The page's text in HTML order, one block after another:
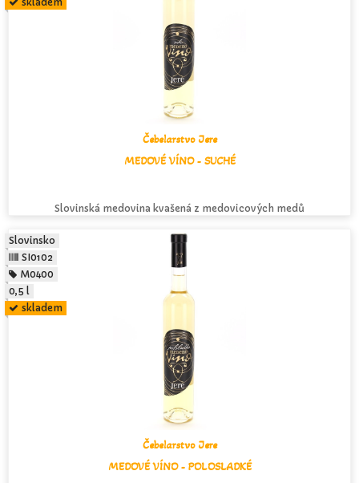
Čebelarstvo Jere
MEDOVÉ VÍNO - SUCHÉ
Slovinská medovina kvašená z medovicových medů
Čebelarstvo Jere
MEDOVÉ VÍNO - POLOSLADKÉ
Slovinsko
SI0102
M0400
0,5 l
skladem